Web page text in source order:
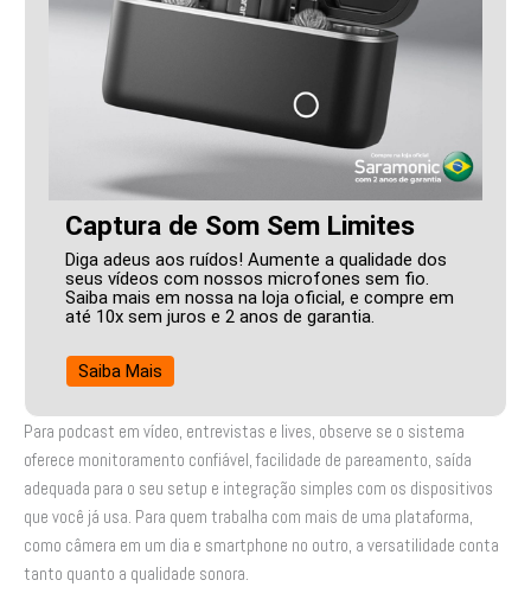
Captura de Som Sem Limites
Diga adeus aos ruídos! Aumente a qualidade dos
seus vídeos com nossos microfones sem fio.
Saiba mais em nossa na loja oficial, e compre em
até 10x sem juros e 2 anos de garantia.
Saiba Mais
Para podcast em vídeo, entrevistas e lives, observe se o sistema
oferece monitoramento confiável, facilidade de pareamento, saída
adequada para o seu setup e integração simples com os dispositivos
que você já usa. Para quem trabalha com mais de uma plataforma,
como câmera em um dia e smartphone no outro, a versatilidade conta
tanto quanto a qualidade sonora.